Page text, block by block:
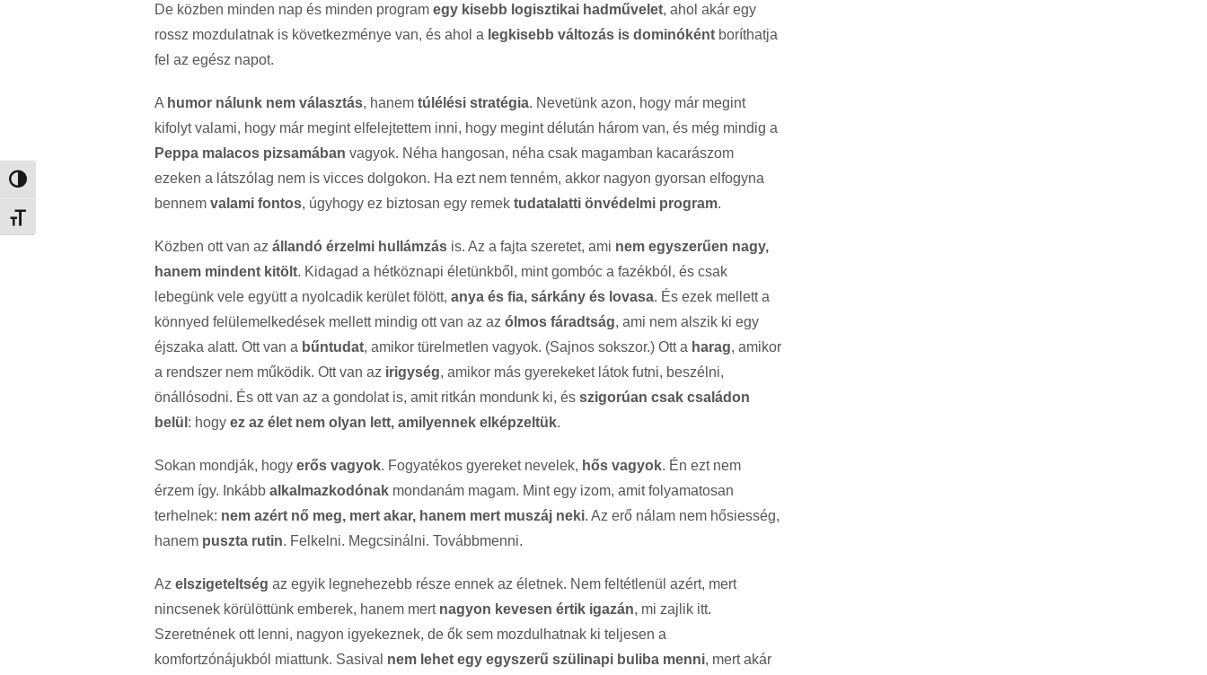
Nagy kontraszt váltása
Betűméret váltása
De közben minden nap és minden program egy kisebb logisztikai hadművelet, ahol akár egy
rossz mozdulatnak is következménye van, és ahol a legkisebb változás is dominóként boríthatja
fel az egész napot.
A humor nálunk nem választás, hanem túlélési stratégia. Nevetünk azon, hogy már megint
kifolyt valami, hogy már megint elfelejtettem inni, hogy megint délután három van, és még mindig a
Peppa malacos pizsamában vagyok. Néha hangosan, néha csak magamban kacarászom
ezeken a látszólag nem is vicces dolgokon. Ha ezt nem tenném, akkor nagyon gyorsan elfogyna
bennem valami fontos, úgyhogy ez biztosan egy remek tudatalatti önvédelmi program.
Közben ott van az állandó érzelmi hullámzás is. Az a fajta szeretet, ami nem egyszerűen nagy,
hanem mindent kitölt. Kidagad a hétköznapi életünkből, mint gombóc a fazékból, és csak
lebegünk vele együtt a nyolcadik kerület fölött, anya és fia, sárkány és lovasa. És ezek mellett a
könnyed felülemelkedések mellett mindig ott van az az ólmos fáradtság, ami nem alszik ki egy
éjszaka alatt. Ott van a bűntudat, amikor türelmetlen vagyok. (Sajnos sokszor.) Ott a harag, amikor
a rendszer nem működik. Ott van az irigység, amikor más gyerekeket látok futni, beszélni,
önállósodni. És ott van az a gondolat is, amit ritkán mondunk ki, és szigorúan csak családon
belül : hogy ez az élet nem olyan lett, amilyennek elképzeltük.
Sokan mondják, hogy erős vagyok. Fogyatékos gyereket nevelek, hős vagyok. Én ezt nem
érzem így. Inkább alkalmazkodónak mondanám magam. Mint egy izom, amit folyamatosan
terhelnek: nem azért nő meg, mert akar, hanem mert muszáj neki. Az erő nálam nem hősiesség,
hanem puszta rutin. Felkelni. Megcsinálni. Továbbmenni.
Az elszigeteltség az egyik legnehezebb része ennek az életnek. Nem feltétlenül azért, mert
nincsenek körülöttünk emberek, hanem mert nagyon kevesen értik igazán, mi zajlik itt.
Szeretnének ott lenni, nagyon igyekeznek, de ők sem mozdulhatnak ki teljesen a
komfortzónájukból miattunk. Sasival nem lehet egy egyszerű szülinapi buliba menni, mert akár